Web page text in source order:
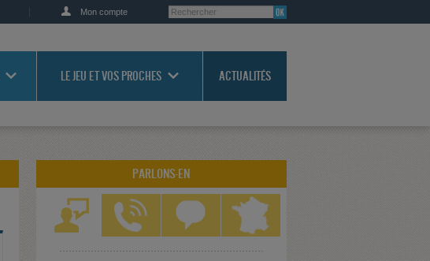
Mon compte
LE JEU ET VOS PROCHES ACTUALITÉS
PARLONS-EN